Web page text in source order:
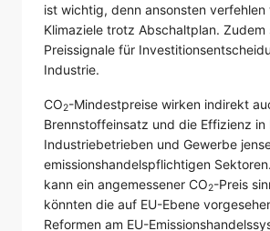
ist wichtig, denn ansonsten verfehlen
Klimaziele trotz Abschaltplan. Zudem
Preissignale für
Industrie.
CO2-Mindestpreise wirken indirekt
Brennstoffeinsatz und die Effizienz in
Industriebetrieben und Gewerbe
emissionshandelspflichtigen
kann ein angemessener CO2-Preis
könnten die auf EU-Ebene
Reformen am EU-